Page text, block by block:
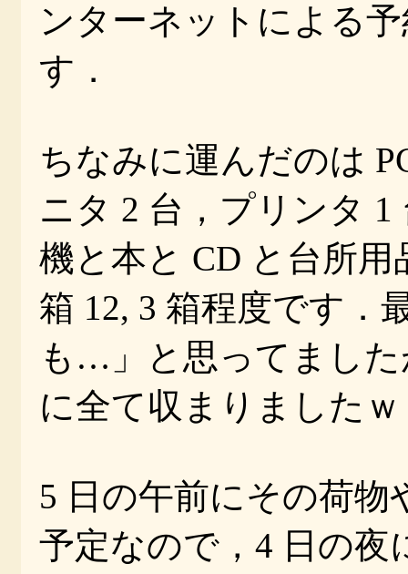
ンターネットによる
す．
ちなみに運んだのは
ニタ 2 台，プリンタ
機と本と CD と台所
箱 12, 3 箱程度です．
も…」と思ってまし
に全て収まりましたｗ
5 日の午前にその荷物
予定なので，4 日の夜